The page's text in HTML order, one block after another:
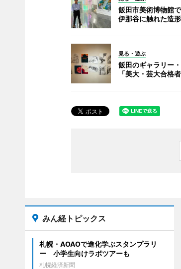
飯田市美術博物館
伊那谷に触れた造
見る・遊ぶ
飯田のギャラリー
「美大・芸大合格
みん経トピックス
札幌・AOAOで進化学ぶスタンプラリ
ー 小学生向けラボツアーも
札幌経済新聞